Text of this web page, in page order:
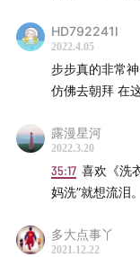
HD792241l
2022.4.05
步步真的非常
仿佛去朝拜 在
露漫星河
2022.3.20
35:17 喜欢《洗
妈洗”就想流泪。
多大点事丫
2021.12.22